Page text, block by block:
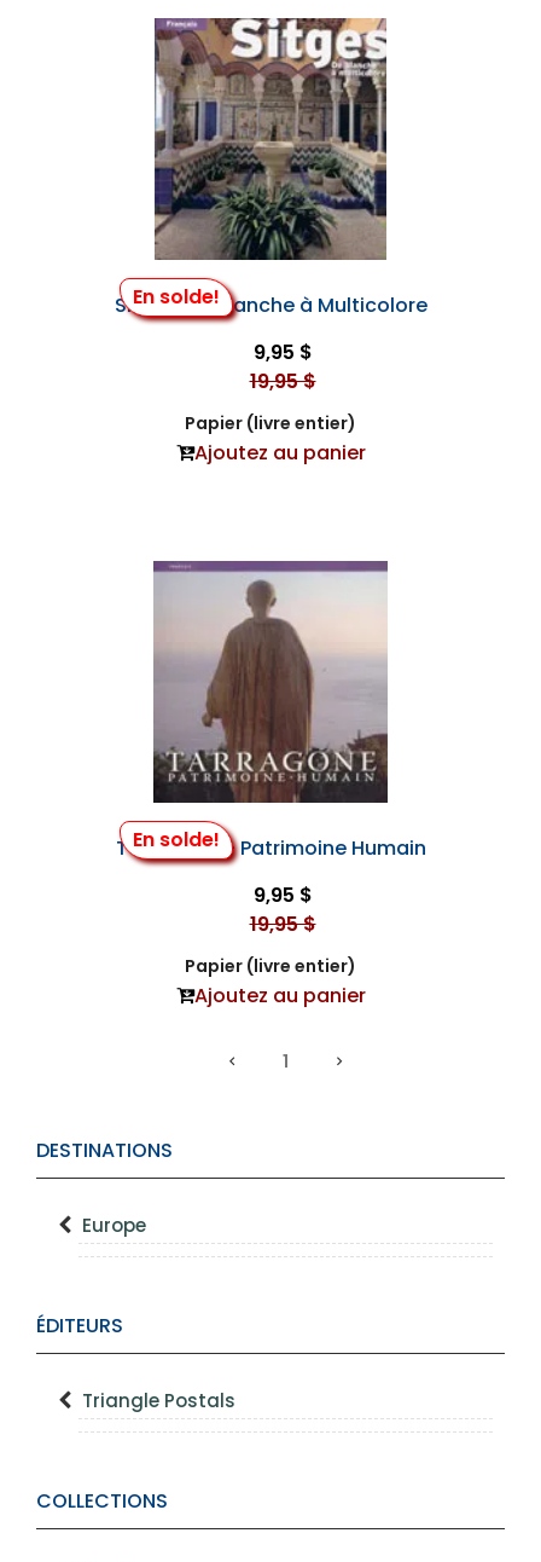
DESTINATIONS
Europe
ÉDITEURS
Triangle Postals
COLLECTIONS
En solde!
Sitges, de Blanche à Multicolore
9,95 $
19,95 $
Papier (livre entier)
Ajoutez au panier
En solde!
Tarragone - Patrimoine Humain
9,95 $
19,95 $
Papier (livre entier)
Ajoutez au panier
1